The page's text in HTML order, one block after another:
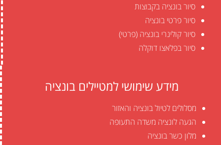
סיור בונציה בקבוצות
סיור פרטי בונציה
סיור קולינרי בונציה (פרטי)
סיור בפלאצו דוקלה
מידע שימושי למטיילים בונציה
מסלולים לטיול בונציה והאזור
הגעה לונציה משדה התעופה
מלון כשר בונציה